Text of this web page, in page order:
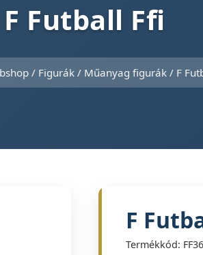
F Futball Ffi
/ Figurák/ Műanyag figurák/ F
F
Termékkód: FF36